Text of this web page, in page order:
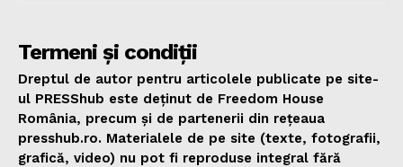
Termeni și condiții
Dreptul de autor pentru articolele publicate pe site-
ul PRESShub este deținut de Freedom House
România, precum și de partenerii din rețeaua
presshub.ro. Materialele de pe site (texte, fotografii,
grafică, video) nu pot fi reproduse integral fără